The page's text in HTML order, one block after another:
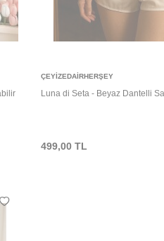
Sepete Ekle
ÇEYIZEDAIRHERŞEY
Luna di Seta - Beyaz Dantelli
499,00TL